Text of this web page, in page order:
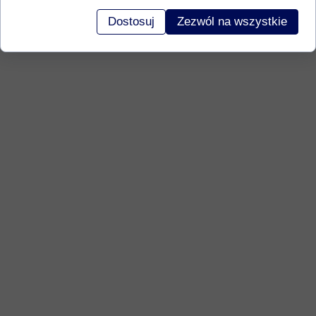
Dostosuj Zezwól na wszystkie